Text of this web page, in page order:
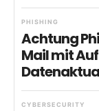
PHISHING
Achtung
Mail mit
CYBERSECURITY